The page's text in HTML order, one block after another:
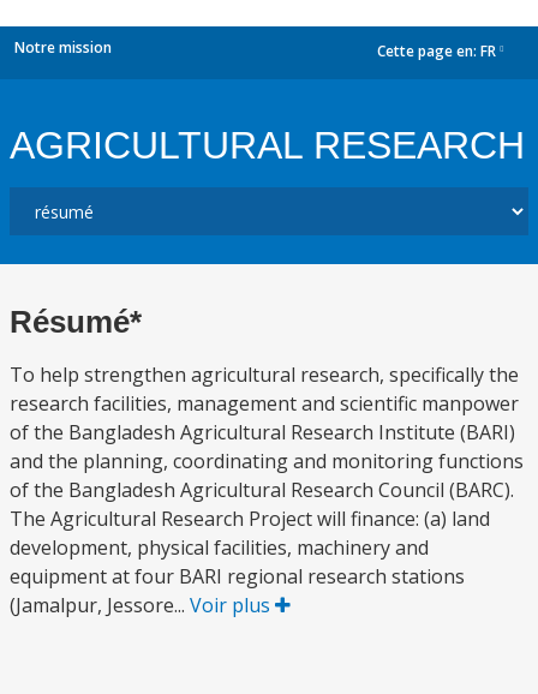
Notre mission Cette page en: FR
AGRICULTURAL RESEARCH
Résumé*
To help strengthen agricultural research, specifically the
research facilities, management and scientific manpower
of the Bangladesh Agricultural Research Institute (BARI)
and the planning, coordinating and monitoring functions
of the Bangladesh Agricultural Research Council (BARC).
The Agricultural Research Project will finance: (a) land
development, physical facilities, machinery and
equipment at four BARI regional research stations
(Jamalpur, Jessore... Voir plus